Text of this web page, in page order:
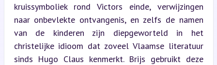
kruissymboliek rond Victors einde, verwijzingen
naar onbevlekte ontvangenis, en zelfs de namen
van de kinderen zijn diepgeworteld in het
christelijke idioom dat zoveel Vlaamse literatuur
sinds Hugo Claus kenmerkt. Brijs gebruikt deze